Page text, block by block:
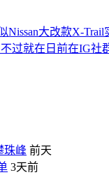
Nissan大改款X-
过就在日前在IG社
珠峰 前天
3天前